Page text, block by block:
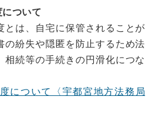
ついて
とは、自宅に保管されることが
の紛失や隠匿を防止するため法
相続等の手続きの円滑化につな
について〈宇都宮地方法務局